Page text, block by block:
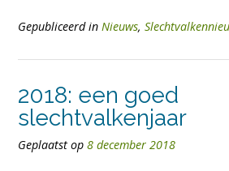
Gepubliceerd in Nieuws,
2018: een goed
slechtvalkenjaar
Geplaatst op 8 december 2018